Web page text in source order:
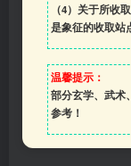
（4） 关于所收
是象征的收取站
温馨提示：
部分玄学、武术
参考！